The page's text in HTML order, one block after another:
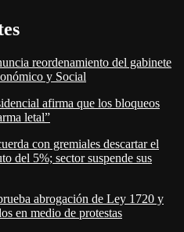
reordenamiento del gabinete
y Social
afirma que los bloqueos
letal”
con gremiales descartar el
del 5%; sector suspende sus
abrogación de Ley 1720 y
en medio de protestas